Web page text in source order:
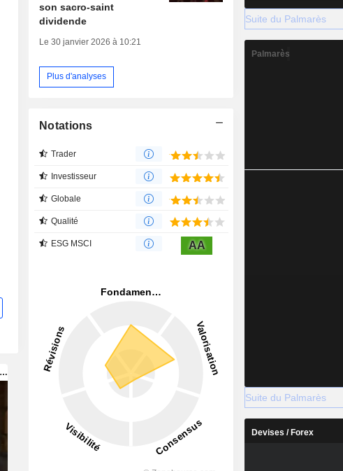
son sacro-saint
dividende
Le 30 janvier 2026 à 10:21
Plus d'analyses
Notations
Trader
Investisseur
Globale
Qualité
ESG MSCI AA
Suite du Palmarès
Palmarès
Suite du Palmarès
Devises / Forex